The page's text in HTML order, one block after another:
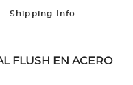
Shipping Info
FLUSH EN ACERO